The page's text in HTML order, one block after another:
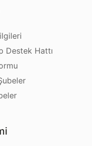
Destek Hattı